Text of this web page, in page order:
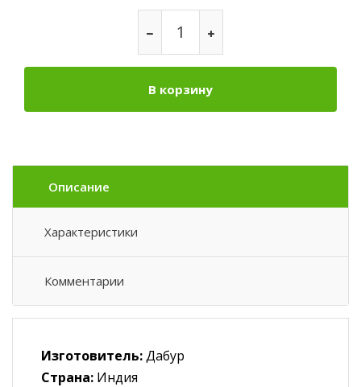
В корзину
Описание
Характеристики
Комментарии
Изготовитель:Дабур
Страна: Индия